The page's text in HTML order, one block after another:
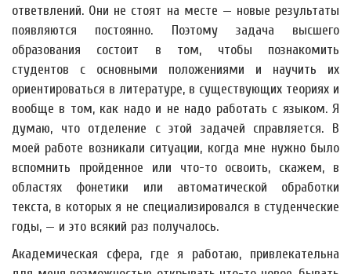
ответвлений. Они не стоят на месте — новые результаты
появляются постоянно. Поэтому задача высшего
образования состоит в том, чтобы познакомить
студентов с основными положениями и научить их
ориентироваться в литературе, в существующих теориях и
вообще в том, как надо и не надо работать с языком. Я
думаю, что отделение с этой задачей справляется. В
моей работе возникали ситуации, когда мне нужно было
вспомнить пройденное или что-то освоить, скажем, в
областях фонетики или автоматической обработки
текста, в которых я не специализировался в студенческие
годы, — и это всякий раз получалось.
Академическая сфера, где я работаю, привлекательна